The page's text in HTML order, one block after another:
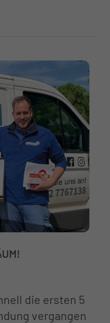
die ersten 5
vergangen